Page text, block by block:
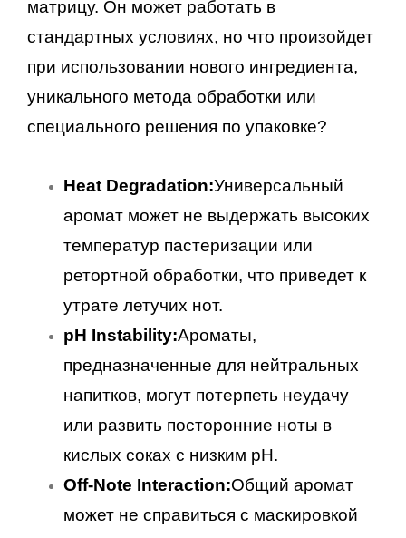
матрицу. Он может работать в
стандартных условиях, но что произойдет
при использовании нового ингредиента,
уникального метода обработки или
специального решения по упаковке?
Heat Degradation:Универсальный
аромат может не выдержать высоких
температур пастеризации или
ретортной обработки, что приведет к
утрате летучих нот.
pH Instability:Ароматы,
предназначенные для нейтральных
напитков, могут потерпеть неудачу
или развить посторонние ноты в
кислых соках с низким pH.
Off-Note Interaction:Общий аромат
может не справиться с маскировкой